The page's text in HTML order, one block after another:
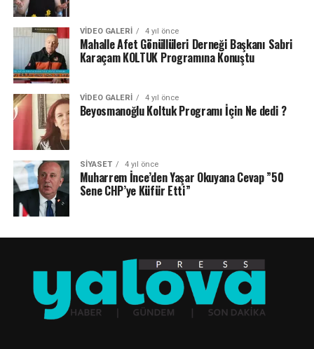
VIDEO GALERI 4 yıl önce
Mahalle Afet Gönüllüleri Derneği Başkanı Sabri
Karaçam KOLTUK Programına Konuştu
VIDEO GALERI 4 yıl önce
Beyosmanoğlu Koltuk Programı İçin Ne dedi ?
SIYASET 4 yıl önce
Muharrem İnce’den Yaşar Okuyana Cevap ”50
Sene CHP’ye Küfür Etti”